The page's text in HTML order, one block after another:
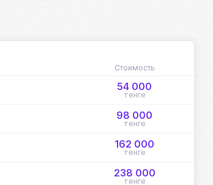
Стоимость
54 000
тенге
98 000
тенге
162 000
тенге
238 000
тенге